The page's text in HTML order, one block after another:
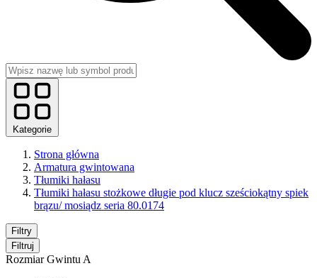
Kategorie
Strona główna
Armatura gwintowana
Tłumiki hałasu
Tłumiki hałasu stożkowe długie pod klucz sześciokątny spiek
brązu/ mosiądz seria 80.0174
Filtry
Filtruj
Rozmiar Gwintu A